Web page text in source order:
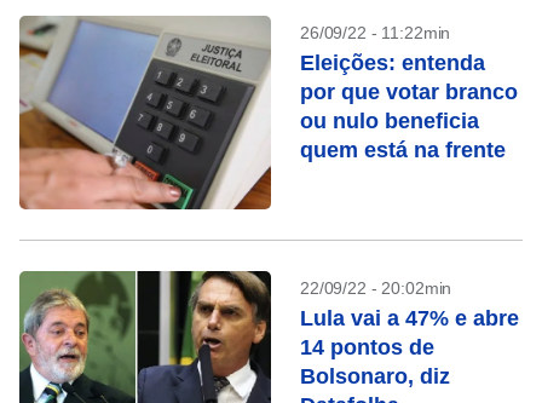
26/09/22 - 11:22min
Eleições: entenda
por que votar branco
ou nulo beneficia
quem está na frente
22/09/22 - 20:02min
Lula vai a 47% e abre
14 pontos de
Bolsonaro, diz